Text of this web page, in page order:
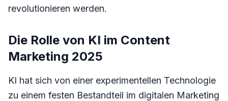
revolutionieren werden.
Die Rolle von KI im Content
Marketing 2025
KI hat sich von einer experimentellen Technologie
zu einem festen Bestandteil im digitalen Marketing